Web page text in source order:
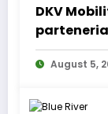
DKV
August 5,